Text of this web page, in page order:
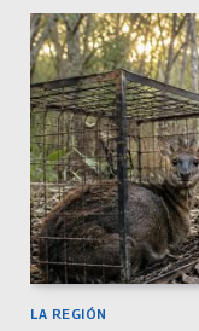
LA REGIÓN